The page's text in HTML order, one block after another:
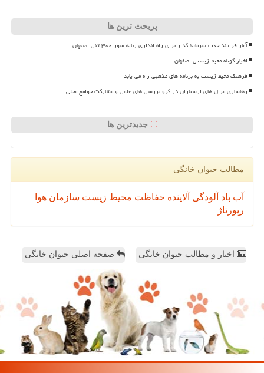
پربحث ترین ها
آغاز فرایند جذب سرمایه گذار برای راه اندازی زباله سوز ۳۰۰ تنی اصفهان
اخبار کوتاه محیط زیستی اصفهان
فرهنگ محیط زیست به برنامه های مذهبی راه می یابد
رهاسازی مرال های ارسباران در گرو بررسی های علمی و مشارکت جوامع محلی
جدیدترین ها
مطالب حیوان خانگی
آب باد آلودگی آلاینده حفاظت محیط زیست سازمان هوا
رپورتاژ
اخبار و مطالب حیوان خانگی صفحه اصلی حیوان خانگی